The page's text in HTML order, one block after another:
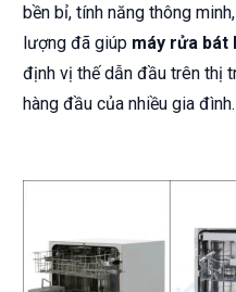
bền bỉ, tính năng thông
lượng đã giúp máy rửa bát
định vị thế dẫn đầu trên thị
hàng đầu của nhiều gia đình.